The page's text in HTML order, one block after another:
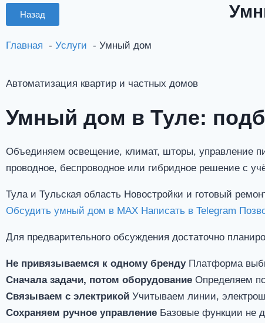
Назад
Главная Услуги Умный дом
Автоматизация квартир и частных домов
Умный дом в Туле:
Объединяем освещение, климат, шторы, управление
проводное, беспроводное или гибридное решение с
Тула и Тульская область Новостройки и готовый
Обсудить умный дом в MAX Написать в Telegram
Для предварительного обсуждения достаточно
Не привязываемся к одному бренду Платформа
Сначала задачи, потом оборудование Определяем
Связываем с электрикой Учитываем линии,
Сохраняем ручное управление Базовые функции не